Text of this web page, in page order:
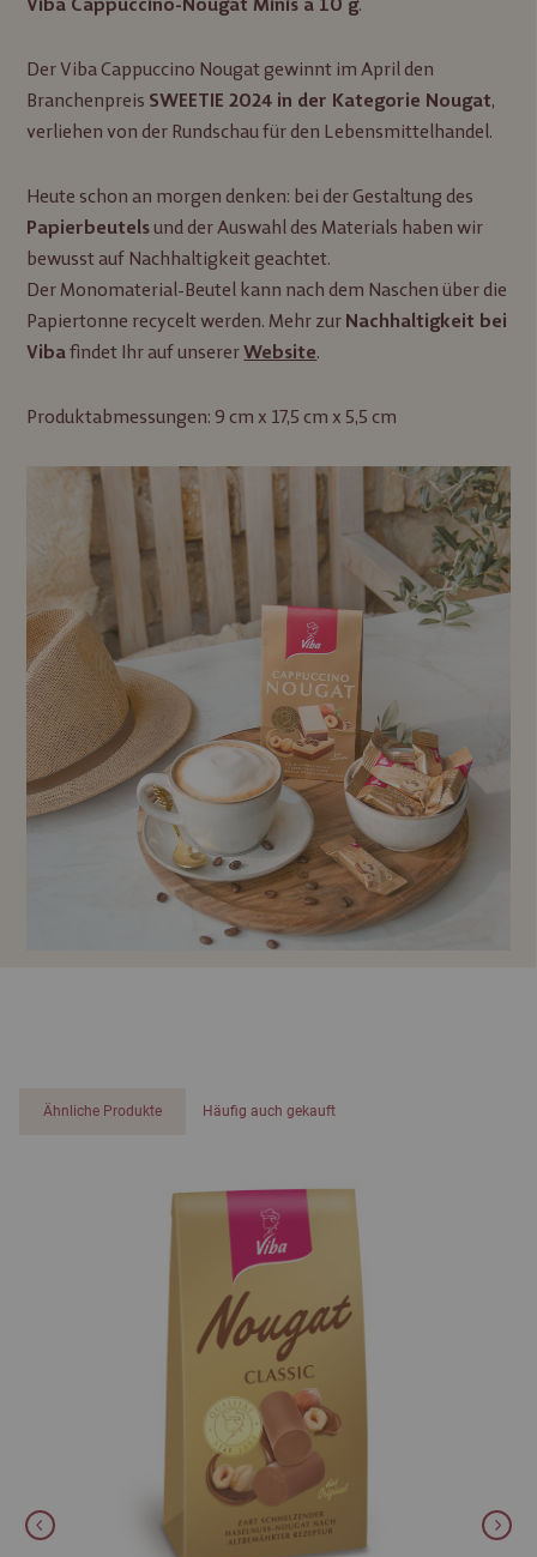
Viba Cappuccino-Nougat Minis à 10 g.
Der Viba Cappuccino Nougat gewinnt im April den
Branchenpreis SWEETIE 2024 in der Kategorie Nougat,
verliehen von der Rundschau für den Lebensmittelhandel.
Heute schon an morgen denken: bei der Gestaltung des
Papierbeutelsund der Auswahl des Materials haben wir
bewusst auf Nachhaltigkeit geachtet.
Der Monomaterial-Beutel kann nach dem Naschen über die
Papiertonne recycelt werden. Mehr zur Nachhaltigkeit bei
Vibafindet Ihr auf unsererWebsite.
Produktabmessungen: 9 cm x 17,5 cm x 5,5 cm
Ähnliche Produkte Häufig auch gekauft